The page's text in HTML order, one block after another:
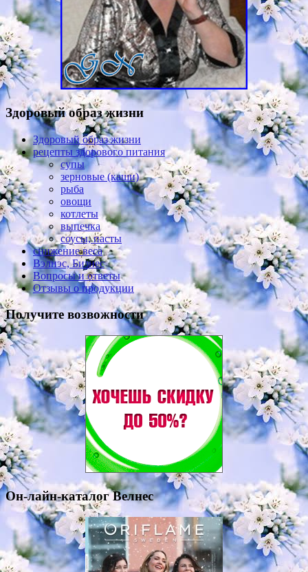
Здоровый образ жизни
Здоровый образ жизни
рецепты здорового питания
супы
зерновые (каши)
рыба
овощи
котлеты
выпечка
соусы, пасты
снижение веса
Вэлнэс, Бизнес
Вопросы и ответы
Отзывы о продукции
Получите возвожности
Он-лайн-каталог Велнес